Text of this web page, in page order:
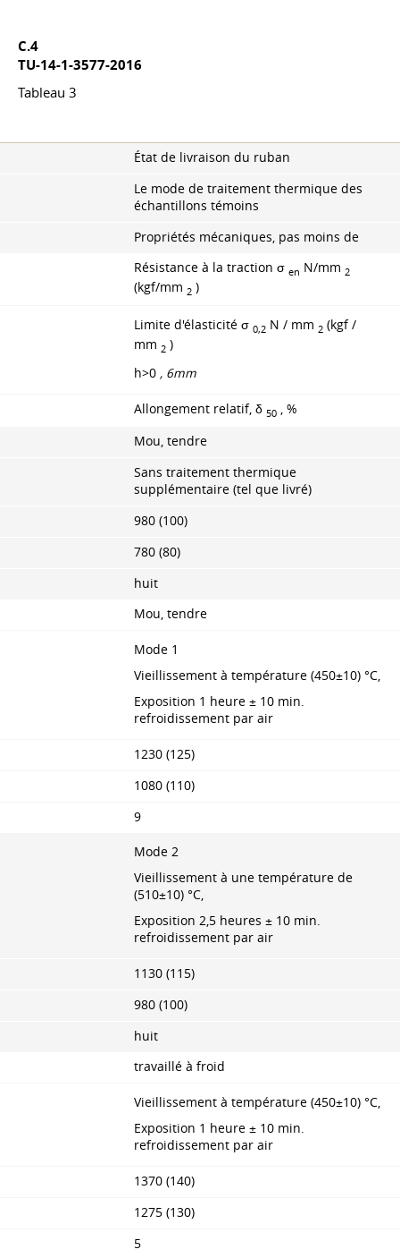
C.4
TU-14-1-3577-2016
Tableau 3
État de livraison du ruban
Le mode de traitement thermique des
échantillons témoins
Propriétés mécaniques, pas moins de
Résistance à la traction σ en N/mm 2
(kgf/mm 2 )
Limite d'élasticité σ 0,2 N / mm 2 (kgf /
mm 2 )
h>0 , 6mm
Allongement relatif, δ 50 , %
Mou, tendre
Sans traitement thermique
supplémentaire (tel que livré)
980 (100)
780 (80)
huit
Mou, tendre
Mode 1
Vieillissement à température (450±10) °С,
Exposition 1 heure ± 10 min.
refroidissement par air
1230 (125)
1080 (110)
9
Mode 2
Vieillissement à une température de
(510±10) °С,
Exposition 2,5 heures ± 10 min.
refroidissement par air
1130 (115)
980 (100)
huit
travaillé à froid
Vieillissement à température (450±10) °С,
Exposition 1 heure ± 10 min.
refroidissement par air
1370 (140)
1275 (130)
5